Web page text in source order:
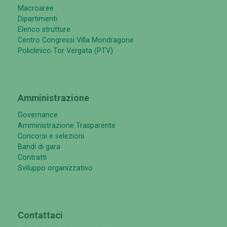
Macroaree
Dipartimenti
Elenco strutture
Centro Congressi Villa Mondragone
Policlinico Tor Vergata (PTV)
Amministrazione
Governance
Amministrazione Trasparente
Concorsi e selezioni
Bandi di gara
Contratti
Sviluppo organizzativo
Contattaci